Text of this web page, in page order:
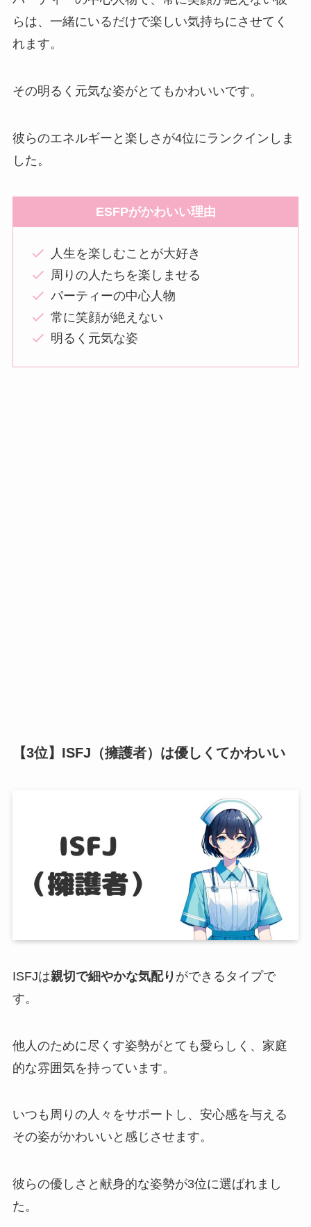
らは、一緒にいるだけで楽しい気持ちにさせてく
れます。
その明るく元気な姿がとてもかわいいです。
彼らのエネルギーと楽しさが4位にランクインしま
した。
ESFPがかわいい理由
人生を楽しむことが大好き
周りの人たちを楽しませる
パーティーの中心人物
常に笑顔が絶えない
明るく元気な姿
【3位】ISFJ（擁護者）は優しくてかわいい
ISFJは親切で細やかな気配り ができるタイプで
す。
他人のために尽くす姿勢がとても愛らしく、家庭
的な雰囲気を持っています。
いつも周りの人々をサポートし、安心感を与える
その姿がかわいいと感じさせます。
彼らの優しさと献身的な姿勢が3位に選ばれまし
た。